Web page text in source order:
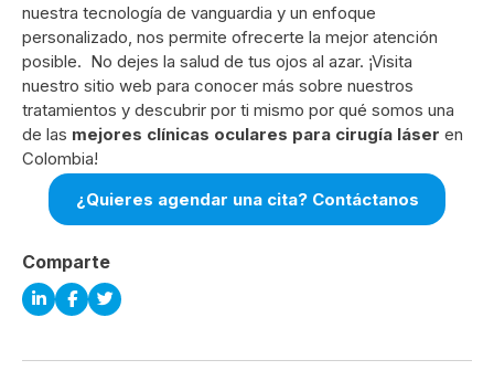
nuestra tecnología de vanguardia y un enfoque
personalizado, nos permite ofrecerte la mejor atención
posible. No dejes la salud de tus ojos al azar. ¡Visita
nuestro sitio web para conocer más sobre nuestros
tratamientos y descubrir por ti mismo por qué somos una
de las mejores clínicas oculares para cirugía láser en
Colombia!
¿Quieres agendar una cita? Contáctanos
Comparte